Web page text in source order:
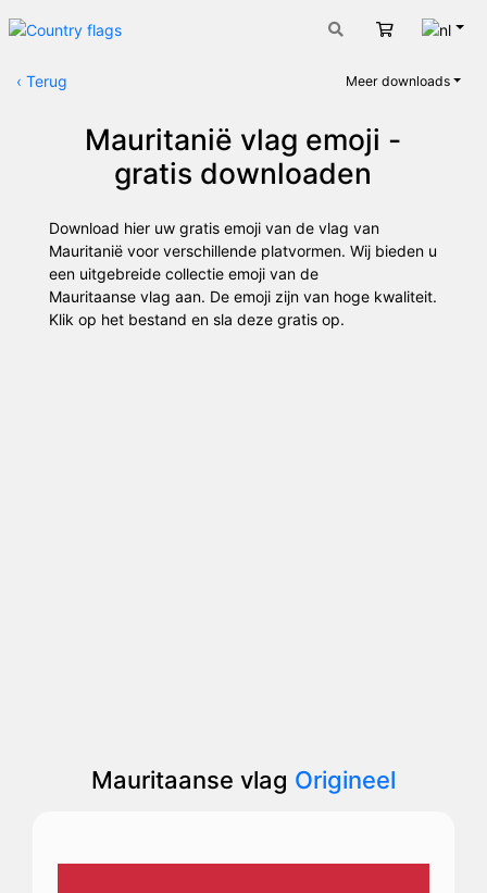
Winkelwagen
‹ Terug Meer downloads
Mauritanië vlag emoji -
gratis downloaden
Download hier uw gratis emoji van de vlag van
Mauritanië voor verschillende platvormen. Wij bieden u
een uitgebreide collectie emoji van de
Mauritaanse vlag aan. De emoji zijn van hoge kwaliteit.
Klik op het bestand en sla deze gratis op.
Mauritaanse vlag Origineel